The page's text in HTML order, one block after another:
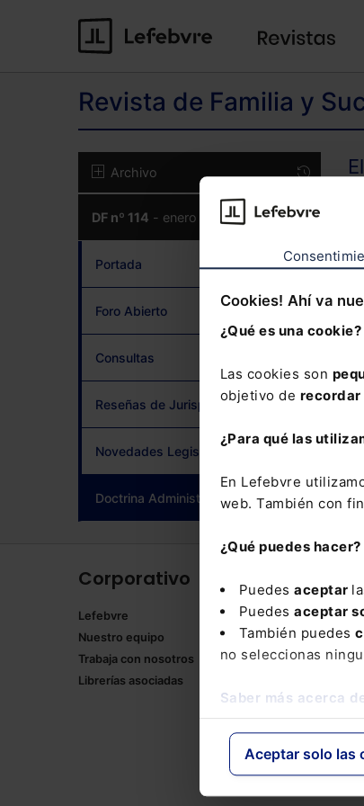
Cookies! Ahí va
¿Qué es una cookie?
Las cookies son
objetivo de recordar
¿Para qué las
En Lefebvre
web. También con
¿Qué puedes hacer?
Puedes aceptar
Puedes aceptar
También puedes
no seleccionas
Saber más acerca
Aceptar solo las
Revista de Familia y
Archivo
DF nº 114 - enero 2023
Portada
Foro Abierto
Consultas
Reseñas de Jurisprudencia
Novedades Legislativas
Doctrina Administrativa(current)
Corporativo
Lefebvre
Nuestro equipo
Trabaja con nosotros
Librerías asociadas